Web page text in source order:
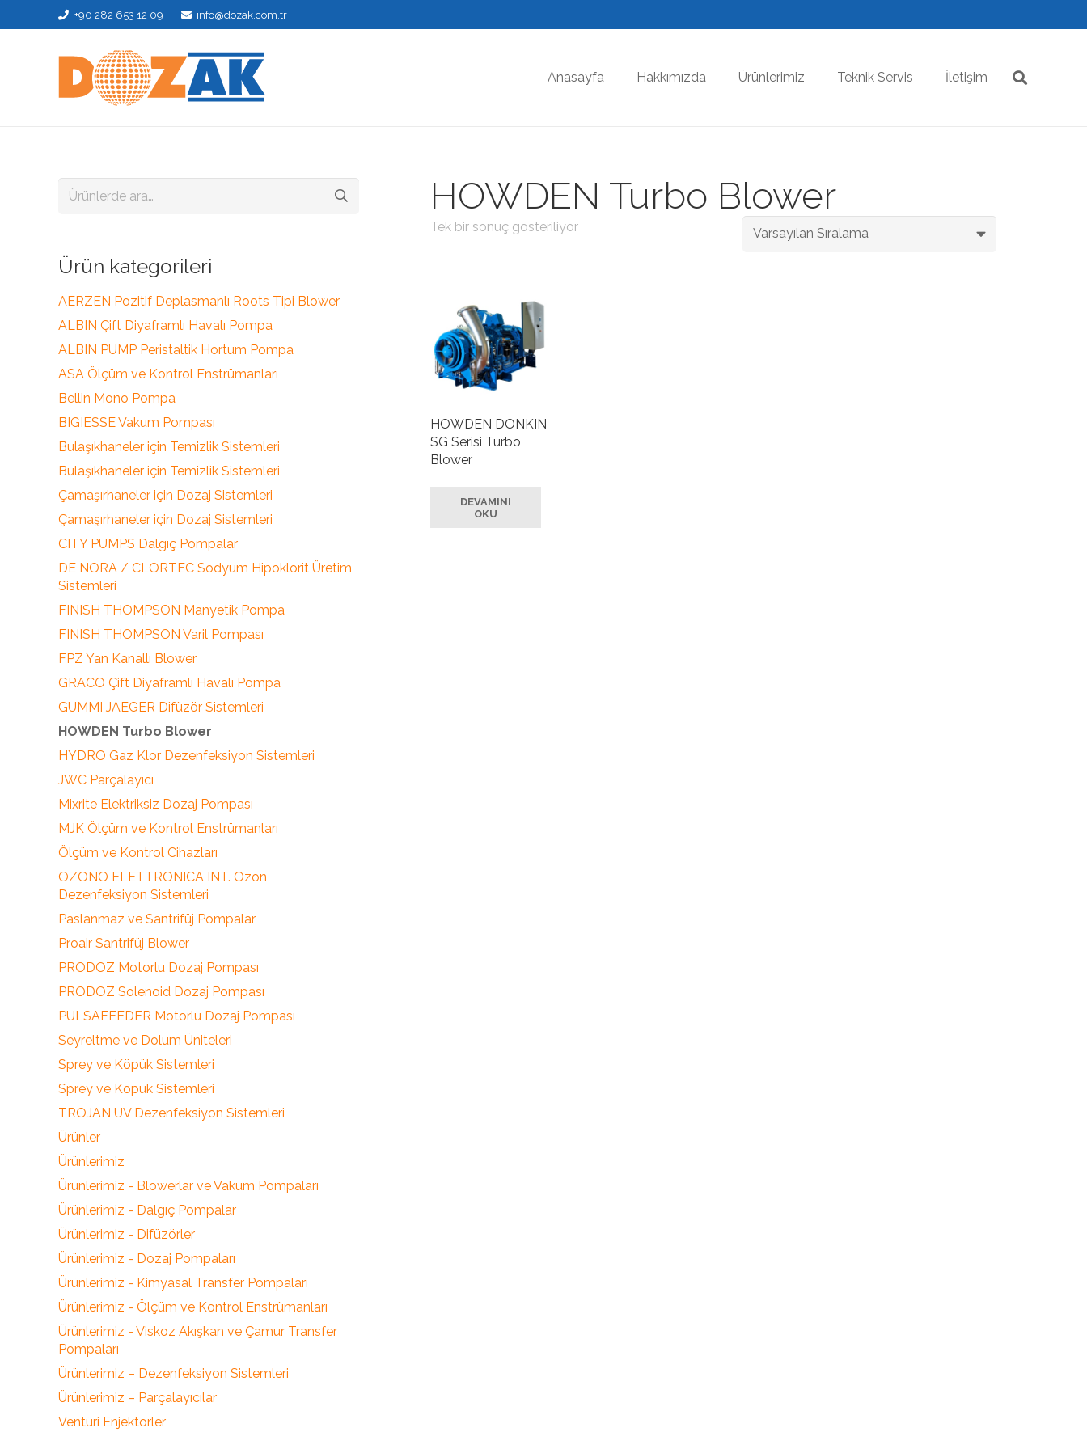
+90 282 653 12 09 info@dozak.com.tr
Anasayfa Hakkımızda Ürünlerimiz Teknik Servis İletişim
HOWDEN Turbo Blower
Tek bir sonuç gösteriliyor
HOWDEN DONKIN
SG Serisi Turbo
Blower
DEVAMINI
OKU
Ara:
Ürün kategorileri
AERZEN Pozitif Deplasmanlı Roots Tipi Blower
ALBIN Çift Diyaframlı Havalı Pompa
ALBIN PUMP Peristaltik Hortum Pompa
ASA Ölçüm ve Kontrol Enstrümanları
Bellin Mono Pompa
BIGIESSE Vakum Pompası
Bulaşıkhaneler için Temizlik Sistemleri
Bulaşıkhaneler için Temizlik Sistemleri
Çamaşırhaneler için Dozaj Sistemleri
Çamaşırhaneler için Dozaj Sistemleri
CITY PUMPS Dalgıç Pompalar
DE NORA / CLORTEC Sodyum Hipoklorit Üretim
Sistemleri
FINISH THOMPSON Manyetik Pompa
FINISH THOMPSON Varil Pompası
FPZ Yan Kanallı Blower
GRACO Çift Diyaframlı Havalı Pompa
GUMMI JAEGER Difüzör Sistemleri
HOWDEN Turbo Blower
HYDRO Gaz Klor Dezenfeksiyon Sistemleri
JWC Parçalayıcı
Mixrite Elektriksiz Dozaj Pompası
MJK Ölçüm ve Kontrol Enstrümanları
Ölçüm ve Kontrol Cihazları
OZONO ELETTRONICA INT. Ozon
Dezenfeksiyon Sistemleri
Paslanmaz ve Santrifüj Pompalar
Proair Santrifüj Blower
PRODOZ Motorlu Dozaj Pompası
PRODOZ Solenoid Dozaj Pompası
PULSAFEEDER Motorlu Dozaj Pompası
Seyreltme ve Dolum Üniteleri
Sprey ve Köpük Sistemleri
Sprey ve Köpük Sistemleri
TROJAN UV Dezenfeksiyon Sistemleri
Ürünler
Ürünlerimiz
Ürünlerimiz - Blowerlar ve Vakum Pompaları
Ürünlerimiz - Dalgıç Pompalar
Ürünlerimiz - Difüzörler
Ürünlerimiz - Dozaj Pompaları
Ürünlerimiz - Kimyasal Transfer Pompaları
Ürünlerimiz - Ölçüm ve Kontrol Enstrümanları
Ürünlerimiz - Viskoz Akışkan ve Çamur Transfer
Pompaları
Ürünlerimiz – Dezenfeksiyon Sistemleri
Ürünlerimiz – Parçalayıcılar
Ventüri Enjektörler